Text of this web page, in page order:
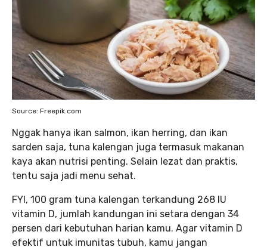
Source: Freepik.com
Nggak hanya ikan salmon, ikan herring, dan ikan
sarden saja, tuna kalengan juga termasuk makanan
kaya akan nutrisi penting. Selain lezat dan praktis,
tentu saja jadi menu sehat.
FYI, 100 gram tuna kalengan terkandung 268 IU
vitamin D, jumlah kandungan ini setara dengan 34
persen dari kebutuhan harian kamu. Agar vitamin D
efektif untuk imunitas tubuh, kamu jangan